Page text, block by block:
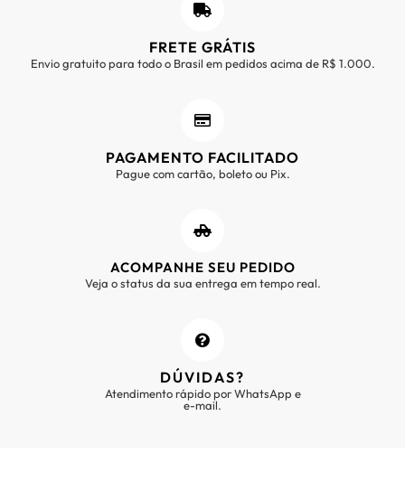
FRETE GRÁTIS
Envio gratuito para todo o Brasil em pedidos acima de R$ 1.000.
PAGAMENTO FACILITADO
Pague com cartão, boleto ou Pix.
ACOMPANHE SEU PEDIDO
Veja o status da sua entrega em tempo real.
DÚVIDAS?
Atendimento rápido por WhatsApp e
e-mail.